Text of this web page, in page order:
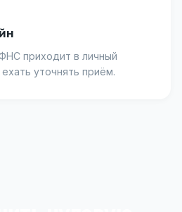
приходит в личный
уточнять приём.